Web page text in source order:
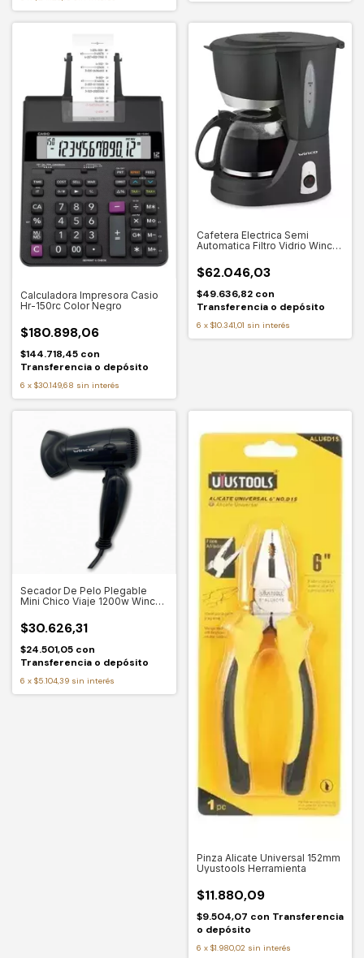
Calculadora Impresora Casio
Hr-150rc Color Negro
$180.898,06
$144.718,45 con
Transferencia o depósito
6 x $30.149,68 sin interés
Cafetera Electrica Semi
Automatica Filtro Vidrio Winco
$62.046,03
$49.636,82 con
Transferencia o depósito
6 x $10.341,01 sin interés
Secador De Pelo Plegable
Mini Chico Viaje 1200w Winco
$30.626,31
$24.501,05 con
Transferencia o depósito
6 x $5.104,39 sin interés
Pinza Alicate Universal 152mm
Uyustools Herramienta
$11.880,09
$9.504,07 con Transferencia
o depósito
6 x $1.980,02 sin interés